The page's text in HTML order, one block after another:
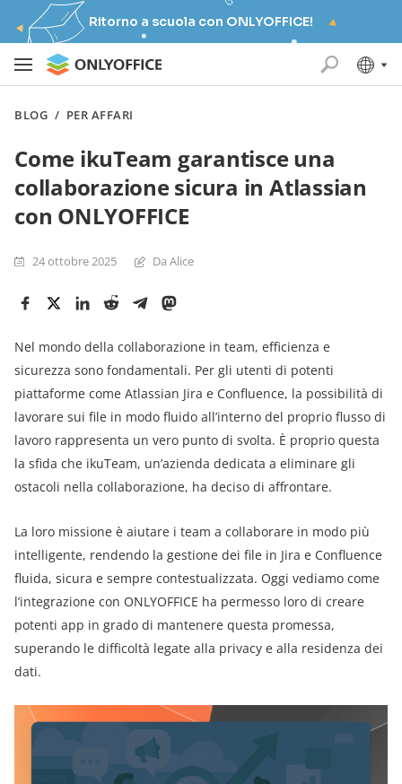
Ritorno a scuola con ONLYOFFICE!
BLOG / PER AFFARI
Come ikuTeam garantisce una
collaborazione sicura in Atlassian
con ONLYOFFICE
24 ottobre 2025 Da Alice
Nel mondo della collaborazione in team, efficienza e
sicurezza sono fondamentali. Per gli utenti di potenti
piattaforme come Atlassian Jira e Confluence, la possibilità di
lavorare sui file in modo fluido all’interno del proprio flusso di
lavoro rappresenta un vero punto di svolta. È proprio questa
la sfida che ikuTeam, un’azienda dedicata a eliminare gli
ostacoli nella collaborazione, ha deciso di affrontare.
La loro missione è aiutare i team a collaborare in modo più
intelligente, rendendo la gestione dei file in Jira e Confluence
fluida, sicura e sempre contestualizzata. Oggi vediamo come
l’integrazione con ONLYOFFICE ha permesso loro di creare
potenti app in grado di mantenere questa promessa,
superando le difficoltà legate alla privacy e alla residenza dei
dati.